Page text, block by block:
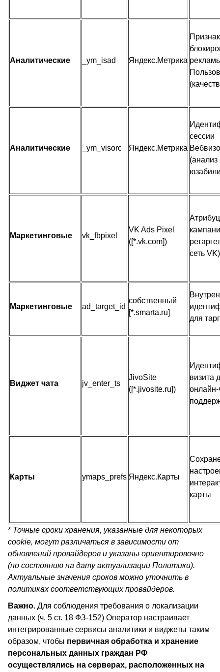
Аналитические _ym_isad Яндекс.Метрика
Признак
Аналитические _ym_visorc Яндекс.Метрика
сессии
(анализ
Маркетинговые vk_fbpixel
VK Ads Pixel
([*.vk.com])
сеть VK)
Маркетинговые ad_target_id
собственный
[*.smarta.ru]
для
Виджет чата jv_enter_ts
JivoSite
([*.jivosite.ru])
визита
онлайн-
Карты ymaps_prefs Яндекс.Карты
карты
* Точные сроки хранения, указанные для некоторых
cookie, могут различаться в зависимости от
обновлений провайдеров и указаны ориентировочно
(по состоянию на дату актуализации Политики).
Актуальные значения сроков можно уточнить в
политиках соответствующих провайдеров.
Важно. Для соблюдения требования о локализации
данных (ч. 5 ст. 18 ФЗ-152) Оператор настраивает
интегрированные сервисы аналитики и виджеты таким
образом, чтобы первичная обработка и хранение
персональных данных граждан РФ
осуществлялись на серверах, расположенных на